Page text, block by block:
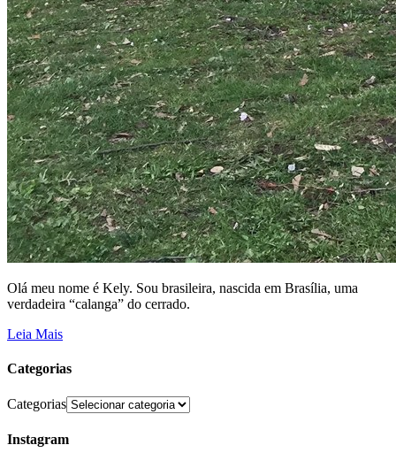
Olá meu nome é Kely. Sou brasileira, nascida em Brasília, uma
verdadeira “calanga” do cerrado.
Leia Mais
Categorias
Categorias
Instagram